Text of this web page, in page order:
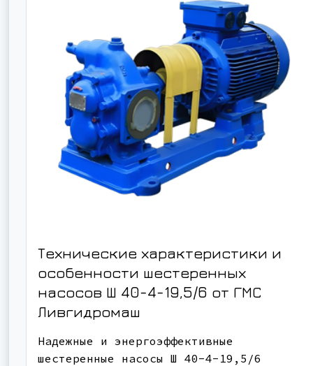
Технические характеристики и
особенности шестеренных
насосов Ш 40-4-19,5/6 от ГМС
Ливгидромаш
Надежные и энергоэффективные
шестеренные насосы Ш 40-4-19,5/6